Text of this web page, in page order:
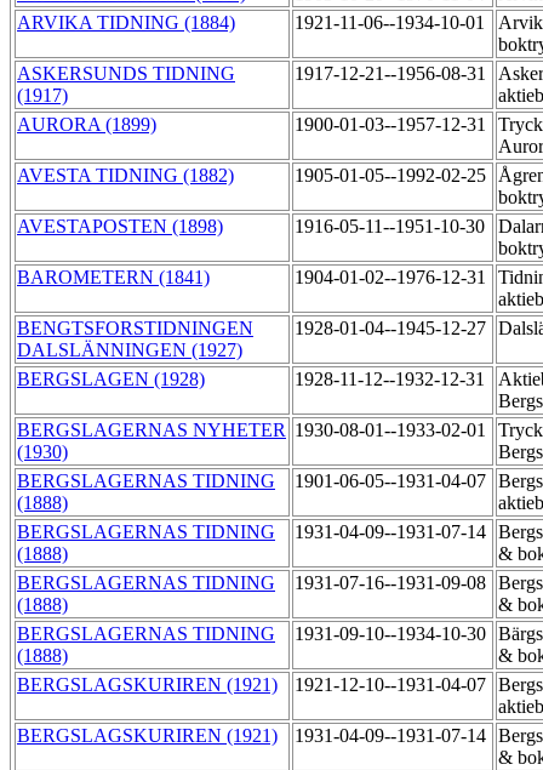
ARVIKA TIDNING (1884)
1921-11-06--1934-10-01
ASKERSUNDS TIDNING
(1917)
1917-12-21--1956-08-31
AURORA (1899)
1900-01-03--1957-12-31
AVESTA TIDNING (1882)
1905-01-05--1992-02-25
AVESTAPOSTEN (1898)
1916-05-11--1951-10-30
BAROMETERN (1841)
1904-01-02--1976-12-31
BENGTSFORSTIDNINGEN
DALSLÄNNINGEN (1927)
1928-01-04--1945-12-27
BERGSLAGEN (1928) 1928-11-12--1932-12-31
BERGSLAGERNAS NYHETER
(1930)
1930-08-01--1933-02-01
BERGSLAGERNAS TIDNING
(1888)
1901-06-05--1931-04-07
BERGSLAGERNAS TIDNING
(1888)
1931-04-09--1931-07-14
&
BERGSLAGERNAS TIDNING
(1888)
1931-07-16--1931-09-08
&
BERGSLAGERNAS TIDNING
(1888)
1931-09-10--1934-10-30
&
BERGSLAGSKURIREN (1921)
1921-12-10--1931-04-07
BERGSLAGSKURIREN (1921)
1931-04-09--1931-07-14
&